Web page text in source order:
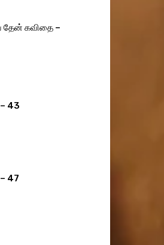
தேன் கவிதை –
43
47